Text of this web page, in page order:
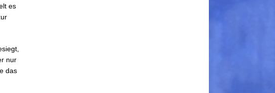
es
nur
das